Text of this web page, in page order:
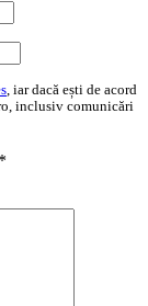
, iar dacă ești de acord
inclusiv comunicări
*